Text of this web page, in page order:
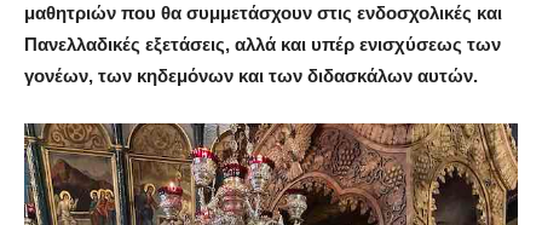
μαθητριών που θα συμμετάσχουν στις ενδοσχολικές και
Πανελλαδικές εξετάσεις, αλλά και υπέρ ενισχύσεως των
γονέων, των κηδεμόνων και των διδασκάλων αυτών.